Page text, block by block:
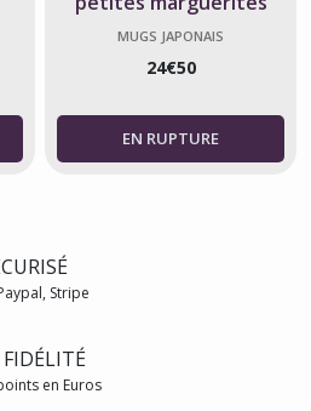
bleues - fabriqué au Japon
MUGS JAPONAIS
24€50
Stripe
en Euros